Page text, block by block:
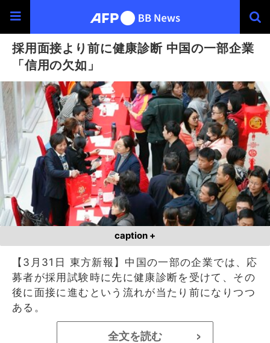
採用面接より前に健康診断 中国の一部企業
「信用の欠如」
caption +
【3月31日 東方新報】中国の一部の企業では、応
募者が採用試験時に先に健康診断を受けて、その
後に面接に進むという流れが当たり前になりつつ
ある。
全文を読む >